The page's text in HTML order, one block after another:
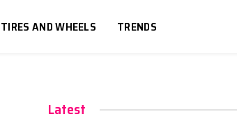
TIRES AND WHEELS TRENDS
Latest